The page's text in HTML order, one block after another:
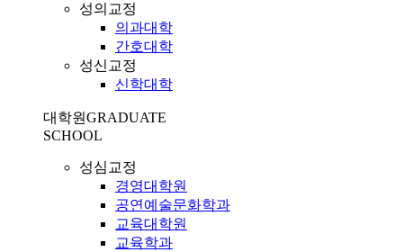
성의교정
의과대학
간호대학
성신교정
신학대학
대학원GRADUATE
SCHOOL
성심교정
경영대학원
공연예술문화학과
교육대학원
교육학과